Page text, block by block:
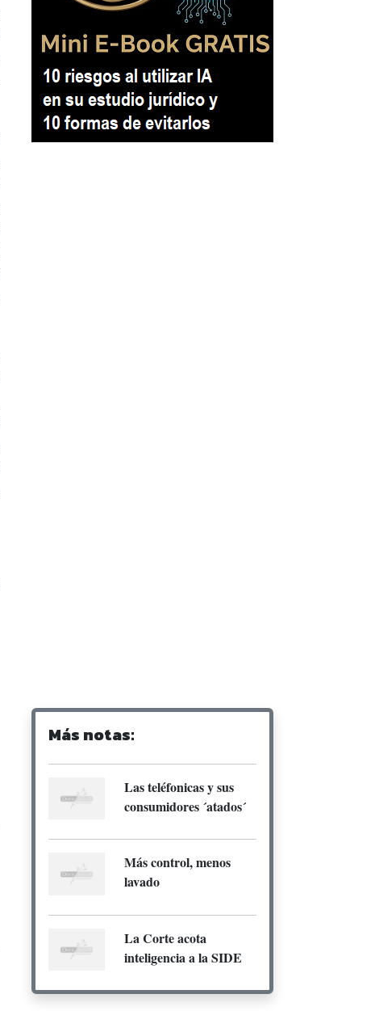
Más notas:
Las teléfonicas y sus
consumidores ´atados´
Más control, menos
lavado
La Corte acota
inteligencia a la SIDE